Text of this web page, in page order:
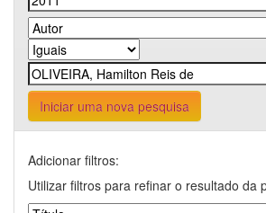
Iniciar uma nova pesquisa
Adicionar filtros:
Utilizar filtros para refinar o resultado da